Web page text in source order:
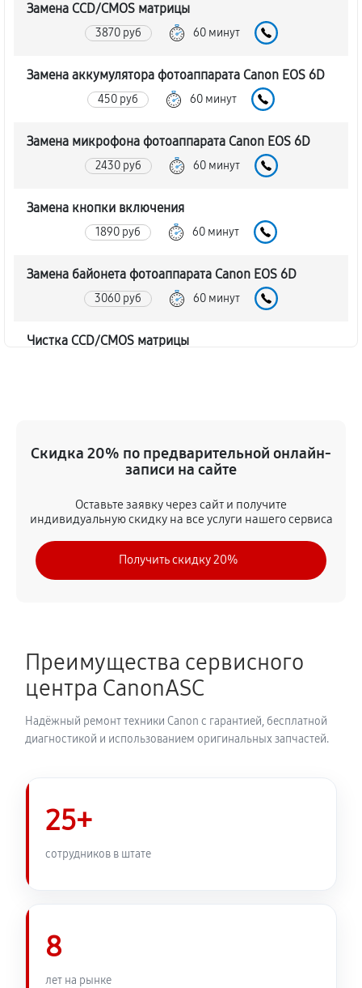
Замена CCD/CMOS матрицы
3870 руб 60 минут
Замена аккумулятора фотоаппарата Canon EOS 6D
450 руб 60 минут
Замена микрофона фотоаппарата Canon EOS 6D
2430 руб 60 минут
Замена кнопки включения
1890 руб 60 минут
Замена байонета фотоаппарата Canon EOS 6D
3060 руб 60 минут
Чистка CCD/CMOS матрицы
Замена платы отсека карты памяти
60 минут
Замена материнской платы
2970 руб 60 минут
Замена корпуса фотоаппарата Canon EOS 6D
1980 руб 60 минут
Замена контроллера питания
Замена дисплея (экрана)
Замена устройства стабилизации
Скидка 20% по предварительной онлайн-
записи на сайте
Оставьте заявку через сайт и получите
индивидуальную скидку на все услуги нашего сервиса
Получить скидку 20%
Преимущества сервисного
центра CanonASC
Надёжный ремонт техники Canon с гарантией, бесплатной
диагностикой и использованием оригинальных запчастей.
25+
сотрудников в штате
8
лет на рынке